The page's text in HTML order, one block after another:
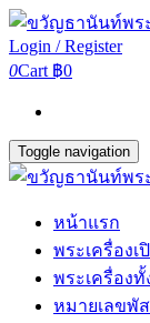
Login / Register
0Cart ฿0
Toggle navigation
หน้าแรก
พระเครื่องเ
พระเครื่อง
หมายเลขพั